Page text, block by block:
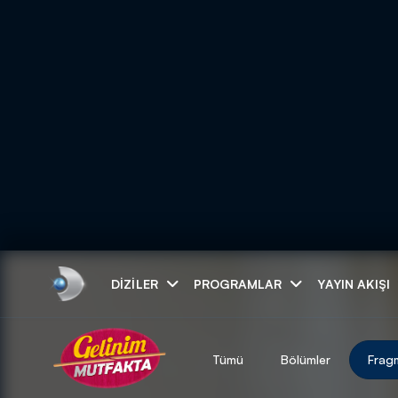
DIZILER PROGRAMLAR YAYIN AKIŞI
ARAMA
Tümü Bölümler